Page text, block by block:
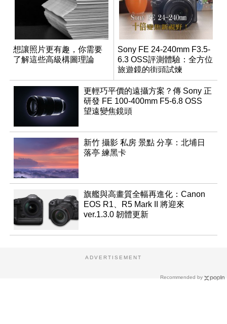
想讓照片更有趣，你需要
了解這些高級構圖理論
Sony FE 24-240mm F3.5-
6.3 OSS評測體驗：全方位
旅遊鏡的街頭試煉
更輕巧平價的遠攝方案？傳 Sony 正
研發 FE 100-400mm F5-6.8 OSS
望遠變焦鏡頭
新竹 攝影 私房 景點 分享：北埔日
落亭 練黑卡
旗艦與高畫質全幅再進化：Canon
EOS R1、R5 Mark II 將迎來
ver.1.3.0 韌體更新
Recommended by
ADVERTISEMENT